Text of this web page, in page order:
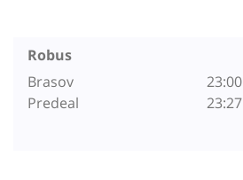
Robus
Brasov
Predeal
23:00
23:27